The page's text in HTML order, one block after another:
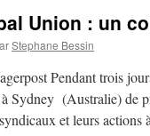
Union : un
Stephane Bessin
Pendant trois
Sydney (Australie) de
et leurs actions